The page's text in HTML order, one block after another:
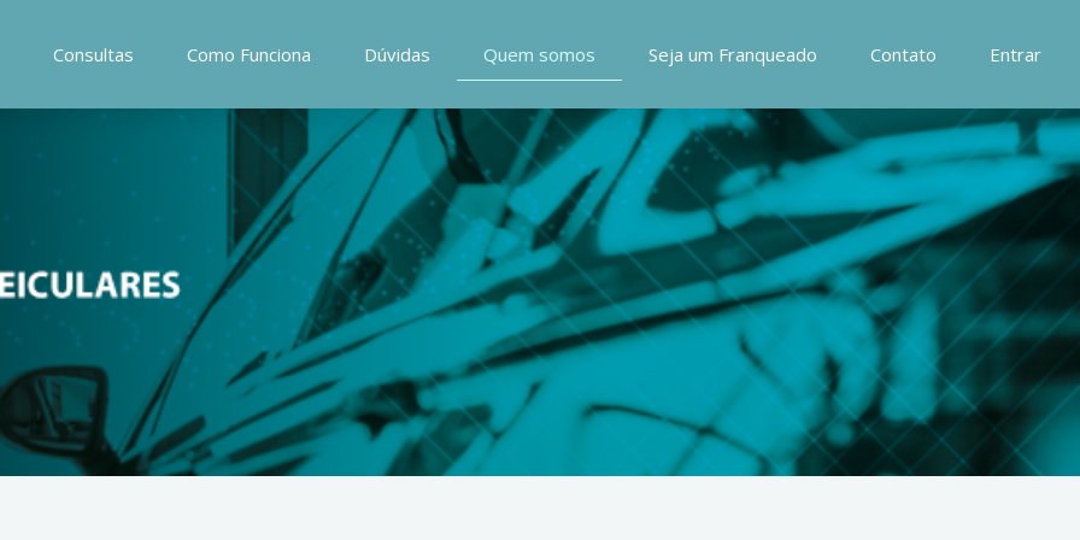
Consultas Como Funciona Dúvidas Quem somos Seja um Franqueado Contato Entrar